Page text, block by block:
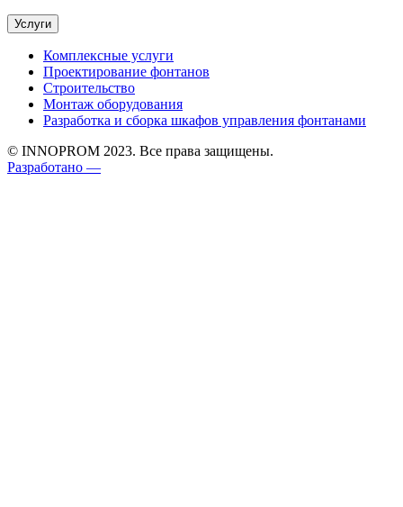
Услуги
Комплексные услуги
Проектирование фонтанов
Строительство
Монтаж оборудования
Разработка и сборка шкафов управления фонтанами
© INNOPROM 2023. Все права защищены.
Разработано —